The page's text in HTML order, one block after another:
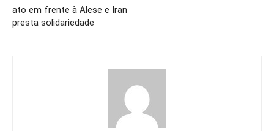
ato em frente à Alese e Iran
presta solidariedade